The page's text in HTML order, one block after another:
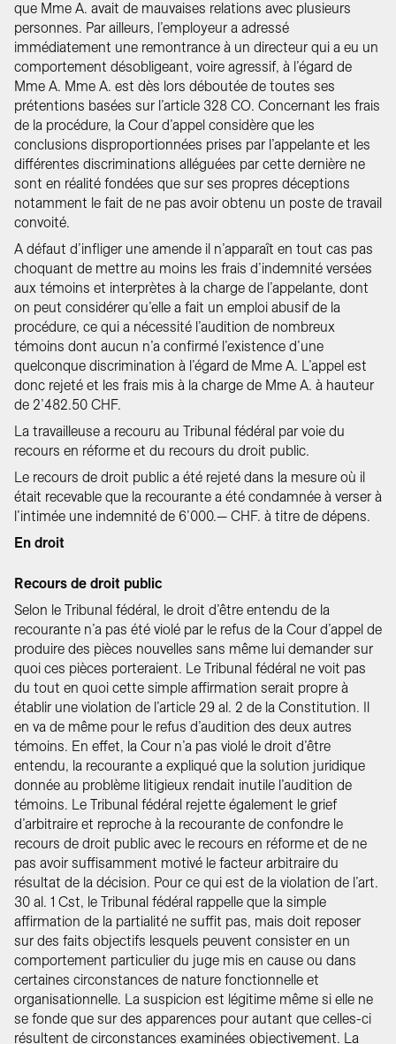
que Mme A. avait de mauvaises relations avec plusieurs
personnes. Par ailleurs, l’employeur a adressé
immédiatement une remontrance à un directeur qui a eu un
comportement désobligeant, voire agressif, à l’égard de
Mme A. Mme A. est dès lors déboutée de toutes ses
prétentions basées sur l’article 328 CO. Concernant les frais
de la procédure, la Cour d’appel considère que les
conclusions disproportionnées prises par l’appelante et les
différentes discriminations alléguées par cette dernière ne
sont en réalité fondées que sur ses propres déceptions
notamment le fait de ne pas avoir obtenu un poste de travail
convoité.
A défaut d’infliger une amende il n’apparaît en tout cas pas
choquant de mettre au moins les frais d’indemnité versées
aux témoins et interprètes à la charge de l’appelante, dont
on peut considérer qu’elle a fait un emploi abusif de la
procédure, ce qui a nécessité l’audition de nombreux
témoins dont aucun n’a confirmé l’existence d’une
quelconque discrimination à l’égard de Mme A. L’appel est
donc rejeté et les frais mis à la charge de Mme A. à hauteur
de 2’482.50 CHF.
La travailleuse a recouru au Tribunal fédéral par voie du
recours en réforme et du recours du droit public.
Le recours de droit public a été rejeté dans la mesure où il
était recevable que la recourante a été condamnée à verser à
l’intimée une indemnité de 6’000.— CHF. à titre de dépens.
En droit
Recours de droit public
Selon le Tribunal fédéral, le droit d’être entendu de la
recourante n’a pas été violé par le refus de la Cour d’appel de
produire des pièces nouvelles sans même lui demander sur
quoi ces pièces porteraient. Le Tribunal fédéral ne voit pas
du tout en quoi cette simple affirmation serait propre à
établir une violation de l’article 29 al. 2 de la Constitution. Il
en va de même pour le refus d’audition des deux autres
témoins. En effet, la Cour n’a pas violé le droit d’être
entendu, la recourante a expliqué que la solution juridique
donnée au problème litigieux rendait inutile l’audition de
témoins. Le Tribunal fédéral rejette également le grief
d’arbitraire et reproche à la recourante de confondre le
recours de droit public avec le recours en réforme et de ne
pas avoir suffisamment motivé le facteur arbitraire du
résultat de la décision. Pour ce qui est de la violation de l’art.
30 al. 1 Cst, le Tribunal fédéral rappelle que la simple
affirmation de la partialité ne suffit pas, mais doit reposer
sur des faits objectifs lesquels peuvent consister en un
comportement particulier du juge mis en cause ou dans
certaines circonstances de nature fonctionnelle et
organisationnelle. La suspicion est légitime même si elle ne
se fonde que sur des apparences pour autant que celles-ci
résultent de circonstances examinées objectivement. La